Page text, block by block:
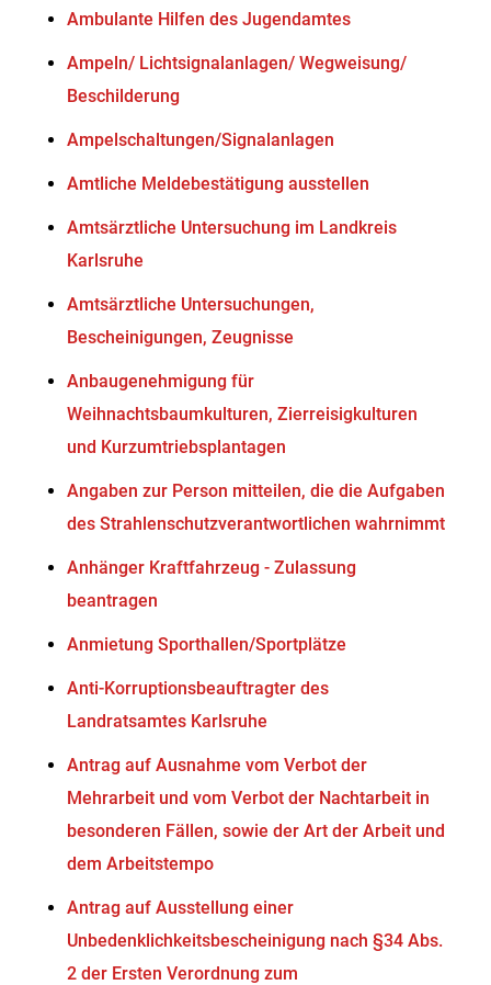
Ambulante Hilfen des Jugendamtes
Ampeln/ Lichtsignalanlagen/ Wegweisung/
Beschilderung
Ampelschaltungen/Signalanlagen
Amtliche Meldebestätigung ausstellen
Amtsärztliche Untersuchung im Landkreis
Karlsruhe
Amtsärztliche Untersuchungen,
Bescheinigungen, Zeugnisse
Anbaugenehmigung für
Weihnachtsbaumkulturen, Zierreisigkulturen
und Kurzumtriebsplantagen
Angaben zur Person mitteilen, die die Aufgaben
des Strahlenschutzverantwortlichen wahrnimmt
Anhänger Kraftfahrzeug - Zulassung
beantragen
Anmietung Sporthallen/Sportplätze
Anti-Korruptionsbeauftragter des
Landratsamtes Karlsruhe
Antrag auf Ausnahme vom Verbot der
Mehrarbeit und vom Verbot der Nachtarbeit in
besonderen Fällen, sowie der Art der Arbeit und
dem Arbeitstempo
Antrag auf Ausstellung einer
Unbedenklichkeitsbescheinigung nach §34 Abs.
2 der Ersten Verordnung zum